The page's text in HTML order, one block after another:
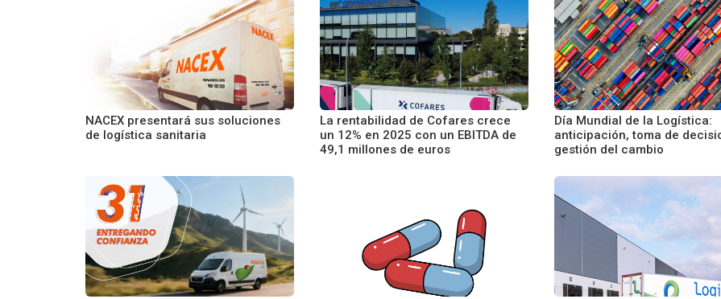
NACEX presentará sus soluciones
de logística sanitaria
La rentabilidad de Cofares crece
un 12% en 2025 con un EBITDA de
49,1 millones de euros
Día Mundial de la Logística:
anticipación, toma de
gestión del cambio